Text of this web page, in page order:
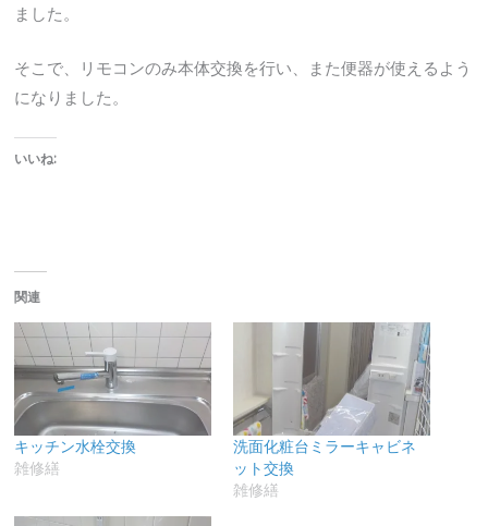
ました。
そこで、リモコンのみ本体交換を行い、また便器が使えるよう
になりました。
いいね:
関連
キッチン水栓交換
雑修繕
洗面化粧台ミラーキャビネ
ット交換
雑修繕